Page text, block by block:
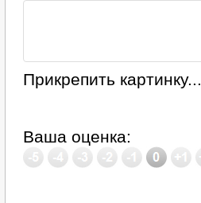
Прикрепить картинку...
Ваша оценка: